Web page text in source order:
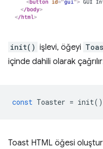
init() işlevi, öğeyi
içinde dahili olarak
const Toaster = init()
Toast HTML öğesi